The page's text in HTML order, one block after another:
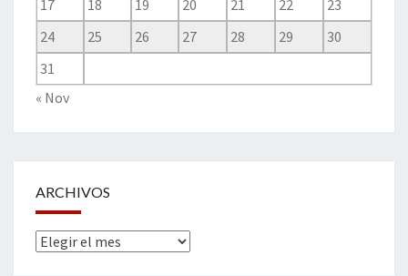
17
18 19 20 21 22
23
24
25 26 27 28 29
30
31
« Nov
ARCHIVOS
Archivos